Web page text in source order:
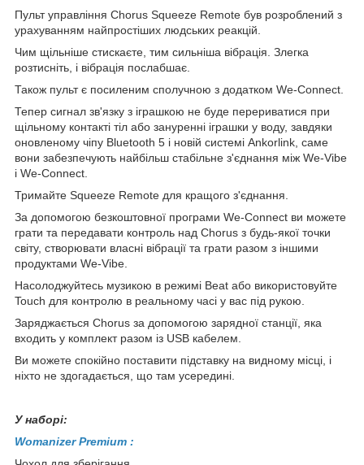
Пульт управління Chorus Squeeze Remote був розроблений з
урахуванням найпростіших людських реакцій.
Чим щільніше стискаєте, тим сильніша вібрація. Злегка
розтисніть, і вібрація послабшає.
Також пульт є посиленим сполучною з додатком We-Connect.
Тепер сигнал зв'язку з іграшкою не буде перериватися при
щільному контакті тіл або зануренні іграшки у воду, завдяки
оновленому чіпу Bluetooth 5 і новій системі Ankorlink, саме
вони забезпечують найбільш стабільне з'єднання між We-Vibe
і We-Connect.
Тримайте Squeeze Remote для кращого з'єднання.
За допомогою безкоштовної програми We-Connect ви можете
грати та передавати контроль над Chorus з будь-якої точки
світу, створювати власні вібрації та грати разом з іншими
продуктами We-Vibe.
Насолоджуйтесь музикою в режимі Beat або використовуйте
Touch для контролю в реальному часі у вас під рукою.
Заряджається Chorus за допомогою зарядної станції, яка
входить у комплект разом із USB кабелем.
Ви можете спокійно поставити підставку на видному місці, і
ніхто не здогадається, що там усередині.
У наборі:
Womanizer Premium :